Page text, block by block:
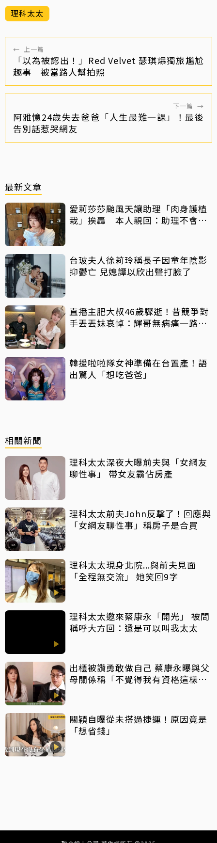
理科太太
← 上一篇
「以為被認出！」Red Velvet 瑟琪爆獨旅尷尬
趣事 被當路人幫拍照
下一篇 →
阿雅憶24歲失去爸爸「人生最難一課」！最後
告別話惹哭網友
最新文章
愛莉莎莎颱風天讓助理「肉身護植
栽」挨轟 本人親回：助理不會被
台玻夫人徐莉玲稱長子因童年陰影
抑鬱亡 兒媳譚以欣出聲打臉了
直播主肥大叔46歲驟逝！昔競爭對
手丟丟妹哀悼：輝哥無病痛一路好
韓援啦啦隊女神準備在台置產！語
出驚人「想吃爸爸」
相關新聞
理科太太深夜大曝前夫與「女網友
聊性事」 帶女友霸佔房產
理科太太前夫John反擊了！回應與
「女網友聊性事」稱房子是合買
理科太太現身北院...與前夫見面
「全程無交流」 她笑回9字
理科太太邀來蔡康永「開光」 被問
稱呼大方回：還是可以叫我太太
出櫃被讚勇敢做自己 蔡康永曝與父
母關係稱「不覺得我有資格這樣
關穎自曝從未搭過捷運！原因竟是
「想省錢」